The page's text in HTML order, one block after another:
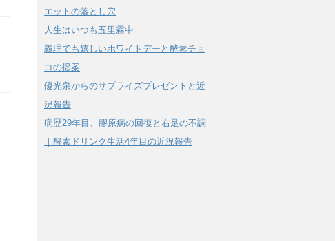
エットの落とし穴
人生はいつも五里霧中
義理でも嬉しいホワイトデーと酵素チョ
コの提案
優光泉からのサプライズプレゼントと近
況報告
病歴29年目、膠原病の回復と右足の不調
｜酵素ドリンク生活4年目の近況報告